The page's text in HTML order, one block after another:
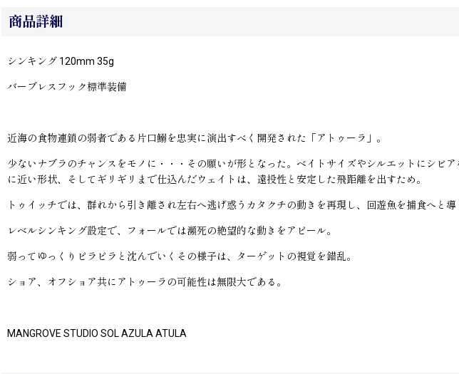
商品詳細
シンキング 120mm 35g
バーブレスフック標準装備
近海の食物連鎖の弱者である片口鰯を忠実に演出すべく開発された「アトゥーラ」。
少ないナブラのチャンスをモノに・・・その願いが形となった。ベイトサイズやシルエットにシビ
に近い形状、そしてギリギリまで仕込んだウェイトは、遠投性と安定した飛距離を出すため。
トゥイッチでは、群れから引き離され左右へ逃げ惑うカタクチの動きを再現し、回遊魚を捕食へと導
レベルシンキング設定で、フォールでは瀕死の絶望的な動きをアピール。
弱ってゆっくりピラピラと沈んでいくその様子は、ターゲットの視覚を錯乱。
ショア、オフショア共にアトゥーラの可能性は無限大である。
MANGROVE STUDIO SOL AZULA ATULA